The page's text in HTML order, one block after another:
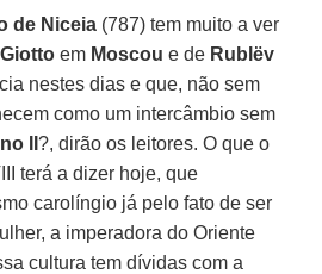
de Niceia (787) tem muito a ver
Giottoem Moscoue de Rublëv
nestes dias e que, não sem
como um intercâmbio sem
II?, dirão os leitores. O que o
terá a dizer hoje, que
carolíngio já pelo fato de ser
a imperadora do Oriente
cultura tem dívidas com a